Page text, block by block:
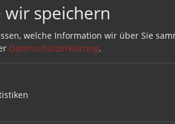
effektiv abdämpfen. Das Verschieben
vor Kratzern, Macken oder
sollten auch Holzfliesen wegen
Mit hochwertigen Möbelgleitern
speichern
welche Information wir über Sie
Datenschutzerklärung.